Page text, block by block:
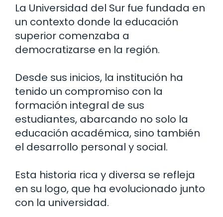
La Universidad del Sur fue fundada en
un contexto donde la educación
superior comenzaba a
democratizarse en la región.
Desde sus inicios, la institución ha
tenido un compromiso con la
formación integral de sus
estudiantes, abarcando no solo la
educación académica, sino también
el desarrollo personal y social.
Esta historia rica y diversa se refleja
en su logo, que ha evolucionado junto
con la universidad.